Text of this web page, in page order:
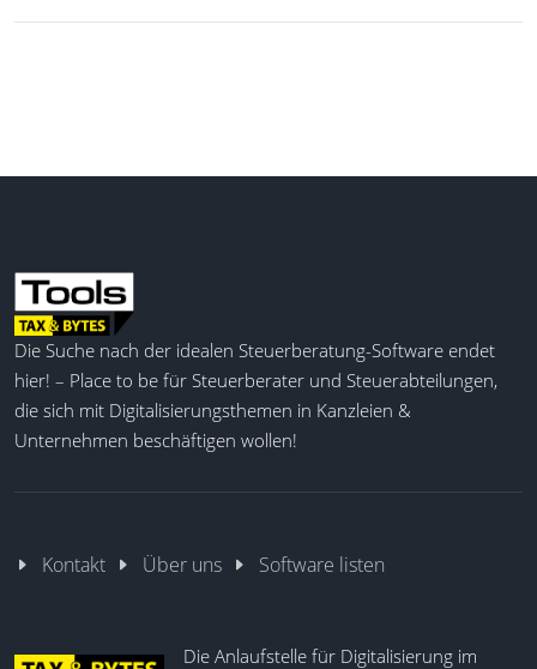
Die Suche nach der idealen Steuerberatung-Software endet
hier! – Place to be für Steuerberater und Steuerabteilungen,
die sich mit Digitalisierungsthemen in Kanzleien &
Unternehmen beschäftigen wollen!
Kontakt Über uns Software listen
Die Anlaufstelle für Digitalisierung im